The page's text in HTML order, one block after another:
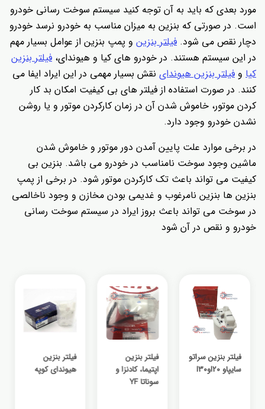
مورد بعدی که باید به آن توجه کنید سیستم سوخت رسانی خودرو
است. در صورتی که بنزین به میزان مناسب به خودرو نرسد خودرو
دچار نقص می شود. فیلتر بنزین و پمپ بنزین از عوامل بسیار مهم
در این سیستم هستند. در خودرو های کیا و هیوندای، فیلتر بنزین
کیا و فیلتر بنزین هیوندای نقش بسیار مهمی در این ایراد ایفا می
کنند. در صورت استفاده از فیلتر های بی کیفیت امکان بد کار
کردن موتور، خاموش شدن آن در زمان کارکردن موتور و یا روشن
نشدن خودرو وجود دارد.
در برخی موارد علت پایین آمدن دور موتور و خاموش شدن
ماشین وجود سوخت نامناسب در خودرو می باشد. بنزین بی
کیفیت می تواند باعث تک کارکردن موتور شود. در برخی از پمپ
بنزین ها بنزین نامرغوب و غدیمی بودن مخازن و وجود ناخالصی
در سوخت می تواند باعث بروز ایراد در سیستم سوخت رسانی
خودرو و نقص در آن شود
فیلتر بنزین سراتو
سایپاو I20وI30
فیلتر بنزین
اپتیما، کادنزا و
سوناتا YF
فیلتر بنزین
هیوندای کوپه